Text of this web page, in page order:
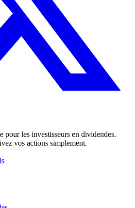
pour les investisseurs en dividendes.
vos actions simplement.